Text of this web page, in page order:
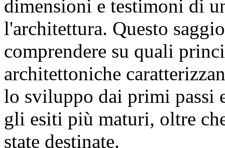
dimensioni e testimoni di
l'architettura. Questo
comprendere su quali
architettoniche
lo sviluppo dai primi passi
gli esiti più maturi, oltre
state destinate.